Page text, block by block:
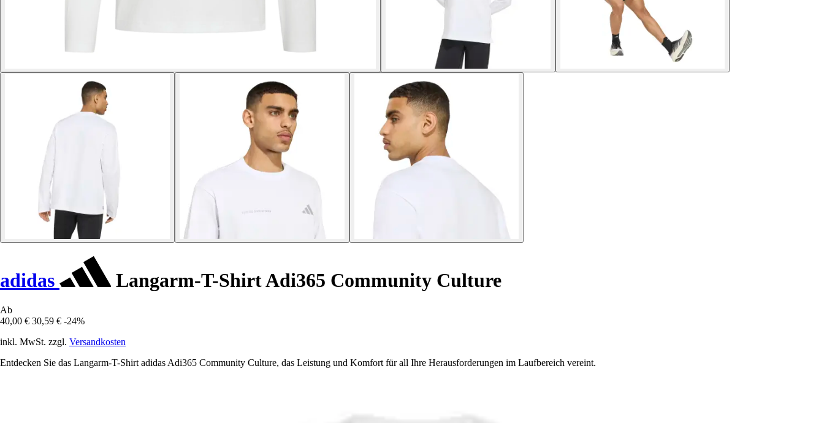
adidas Langarm-T-Shirt Adi365 Community Culture
Ab
40,00 € 30,59 € -24%
inkl. MwSt. zzgl. Versandkosten
Entdecken Sie das Langarm-T-Shirt adidas Adi365 Community Culture, das Leistung und Komfort für all Ihre Herausforderungen im Laufbereich vereint.